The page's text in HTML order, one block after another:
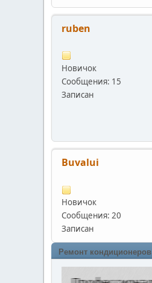
ruben
Новичок
Сообщения: 15
Записан
Buvalui
Новичок
Сообщения: 20
Записан
Ремонт кондиционеров